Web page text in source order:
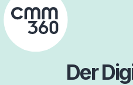
Skip
to
content
Der